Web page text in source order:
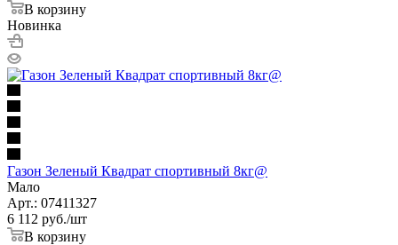
В корзину
Новинка
Газон Зеленый Квадрат спортивный 8кг@
Мало
Арт.: 07411327
6 112 руб./шт
В корзину